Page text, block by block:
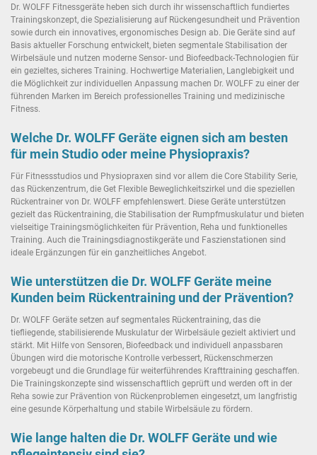
Dr. WOLFF Fitnessgeräte heben sich durch ihr wissenschaftlich fundiertes
Trainingskonzept, die Spezialisierung auf Rückengesundheit und Prävention
sowie durch ein innovatives, ergonomisches Design ab. Die Geräte sind auf
Basis aktueller Forschung entwickelt, bieten segmentale Stabilisation der
Wirbelsäule und nutzen moderne Sensor- und Biofeedback-Technologien für
ein gezieltes, sicheres Training. Hochwertige Materialien, Langlebigkeit und
die Möglichkeit zur individuellen Anpassung machen Dr. WOLFF zu einer der
führenden Marken im Bereich professionelles Training und medizinische
Fitness.
Welche Dr. WOLFF Geräte eignen sich am besten
für mein Studio oder meine Physiopraxis?
Für Fitnessstudios und Physiopraxen sind vor allem die Core Stability Serie,
das Rückenzentrum, die Get Flexible Beweglichkeitszirkel und die speziellen
Rückentrainer von Dr. WOLFF empfehlenswert. Diese Geräte unterstützen
gezielt das Rückentraining, die Stabilisation der Rumpfmuskulatur und bieten
vielseitige Trainingsmöglichkeiten für Prävention, Reha und funktionelles
Training. Auch die Trainingsdiagnostikgeräte und Faszienstationen sind
ideale Ergänzungen für ein ganzheitliches Angebot.
Wie unterstützen die Dr. WOLFF Geräte meine
Kunden beim Rückentraining und der Prävention?
Dr. WOLFF Geräte setzen auf segmentales Rückentraining, das die
tiefliegende, stabilisierende Muskulatur der Wirbelsäule gezielt aktiviert und
stärkt. Mit Hilfe von Sensoren, Biofeedback und individuell anpassbaren
Übungen wird die motorische Kontrolle verbessert, Rückenschmerzen
vorgebeugt und die Grundlage für weiterführendes Krafttraining geschaffen.
Die Trainingskonzepte sind wissenschaftlich geprüft und werden oft in der
Reha sowie zur Prävention von Rückenproblemen eingesetzt, um langfristig
eine gesunde Körperhaltung und stabile Wirbelsäule zu fördern.
Wie lange halten die Dr. WOLFF Geräte und wie